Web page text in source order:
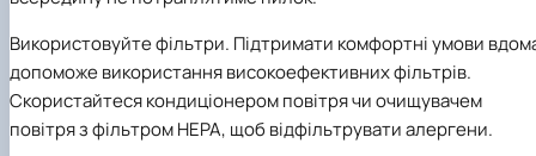
Використовуйте фільтри. Підтримати комфортні умови
допоможе використання високоефективних фільтрів.
Скористайтеся кондиціонером повітря чи очищувачем
повітря з фільтром HEPA, щоб відфільтрувати алергени.